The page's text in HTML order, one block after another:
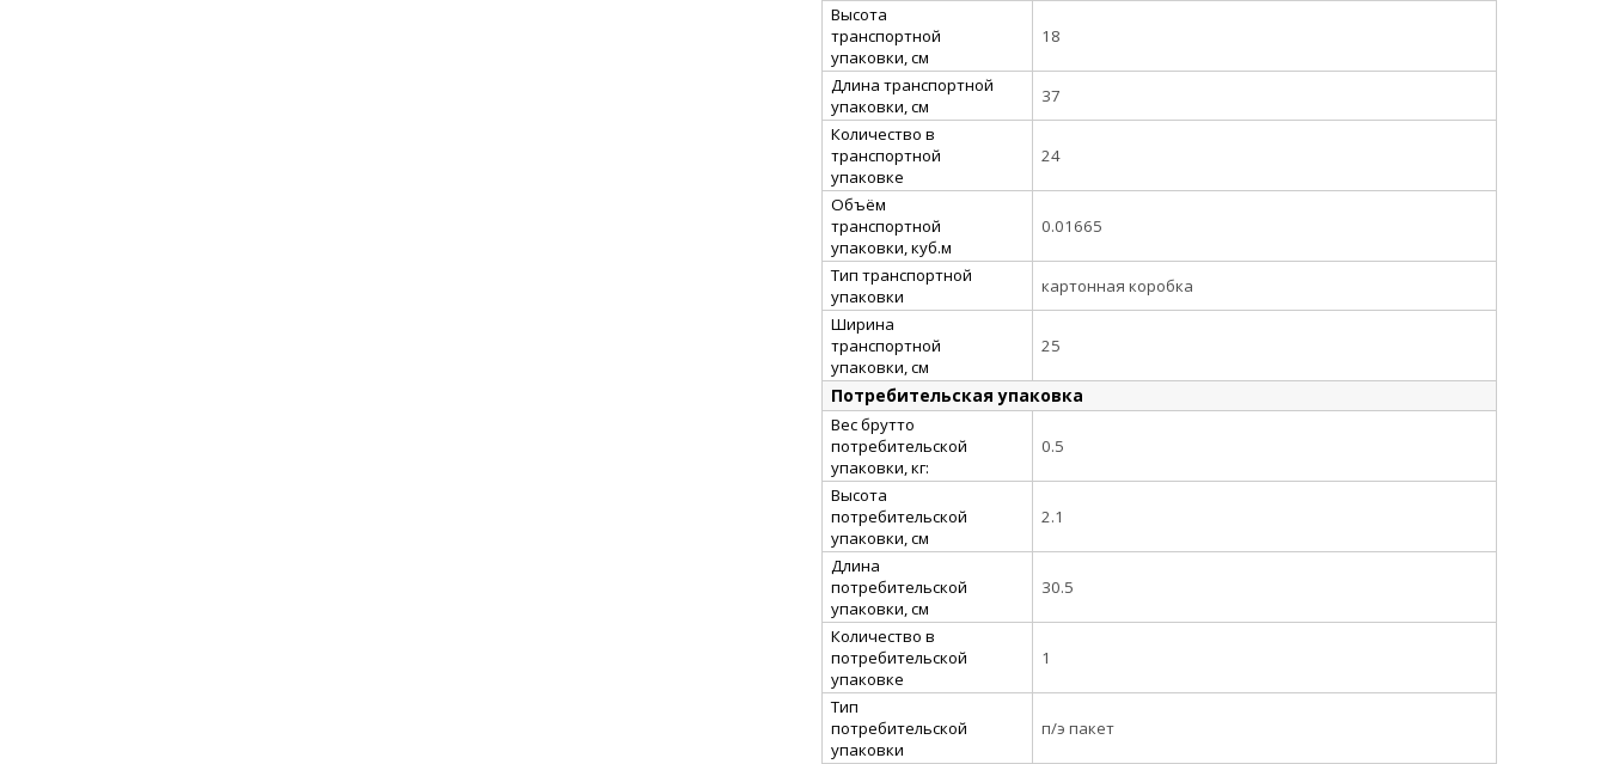
Высота
транспортной
упаковки, см
18
Длина транспортной
упаковки, см
37
Количество в
транспортной
упаковке
24
Объём
транспортной
упаковки, куб.м
0.01665
Тип транспортной
упаковки
картонная коробка
Ширина
транспортной
упаковки, см
25
Потребительская упаковка
Вес брутто
потребительской
упаковки, кг:
0.5
Высота
потребительской
упаковки, см
2.1
Длина
потребительской
упаковки, см
30.5
Количество в
потребительской
упаковке
1
Тип
потребительской
упаковки
п/э пакет